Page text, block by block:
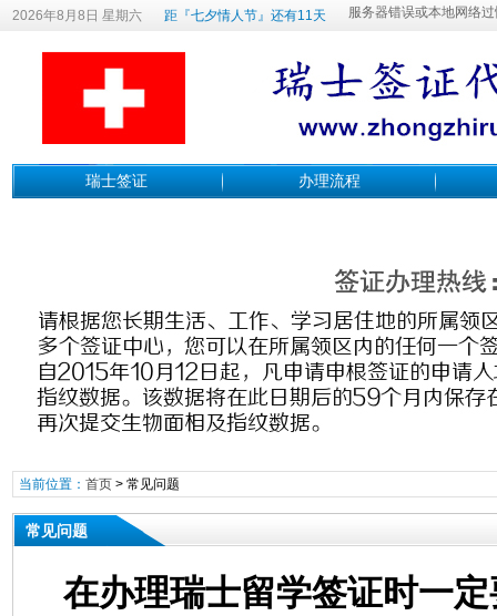
2026年8月8日 星期六 距『七夕情人节』还有11天
瑞士签证 办理流程
当前位置： 首页> 常见问题
常见问题
在办理瑞士留学签证时一